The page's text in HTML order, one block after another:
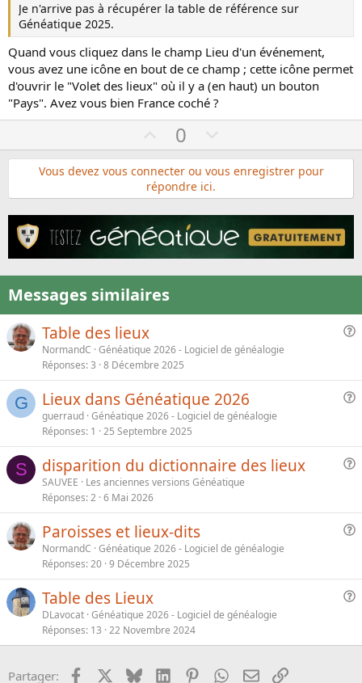
Je n'arrive pas à récupérer la table de référence sur
Généatique 2025.
Quand vous cliquez dans le champ Lieu d'un événement,
vous avez une icône en bout de ce champ ; cette icône permet
d'ouvrir le "Volet des lieux" où il y a (en haut) un bouton
"Pays". Avez vous bien France coché ?
U
p
v
o
t
e
0
o
w
n
v
o
t
e
Vous devez vous connecter ou vous enregistrer pour
répondre ici.
Messages similaires
s
t
n
Table des lieux
NormandC Généatique 2026 - Logiciel de généalogie
Réponses 3 8 Décembre 2025
G
s
t
n
Lieux dans Généatique 2026
guerraud Généatique 2026 - Logiciel de généalogie
Réponses 1 25 Septembre 2025
S
s
t
n
disparition du dictionnaire des lieux
SAUVEE
Les anciennes versions Généatique
Réponses 2 6 Mai 2026
s
t
n
Paroisses et lieux-dits
NormandC Généatique 2026 - Logiciel de généalogie
Réponses 20 9 Décembre 2025
s
Table des Lieux
DLavocat Généatique 2026 - Logiciel de généalogie
Réponses 13 22 Novembre 2024
Partager: Facebook BlueskyLinkedInPinterestWhatsApp
EmailLien